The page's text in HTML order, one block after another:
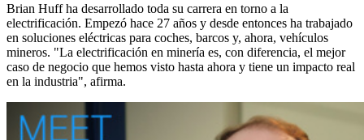
Brian Huff ha desarrollado toda su carrera en torno a la
electrificación. Empezó hace 27 años y desde entonces ha trabajado
en soluciones eléctricas para coches, barcos y, ahora, vehículos
mineros. "La electrificación en minería es, con diferencia, el mejor
caso de negocio que hemos visto hasta ahora y tiene un impacto real
en la industria", afirma.